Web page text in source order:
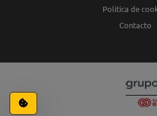
Política de
Contacto